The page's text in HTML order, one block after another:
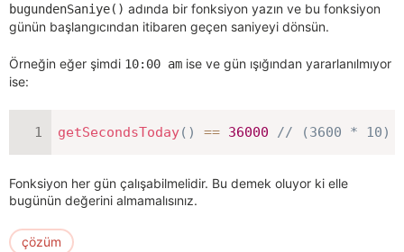
bugundenSaniye() adında bir fonksiyon yazın ve bu fonksiyon
günün başlangıcından itibaren geçen saniyeyi dönsün.
Örneğin eğer şimdi 10:00 am ise ve gün ışığından yararlanılmıyor
ise:
getSecondsToday( ) == 36000 // (3600 * 10)
Fonksiyon her gün çalışabilmelidir. Bu demek oluyor ki elle
bugünün değerini almamalısınız.
çözüm